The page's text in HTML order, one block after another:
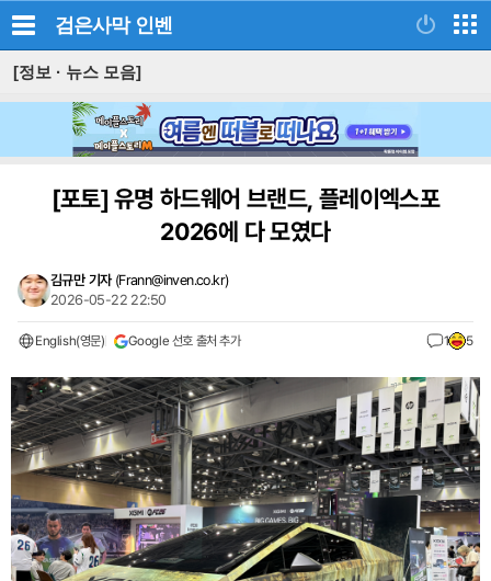
검은사막 인벤
[정보 · 뉴스 모음]
[포토]유명 하드웨어 브랜드, 플레이엑스포
2026에 다 모였다
김규만 기자 (Frann@inven.co.kr)
2026-05-22 22:50
English(영문) Google 선호 출처 추가 1 5